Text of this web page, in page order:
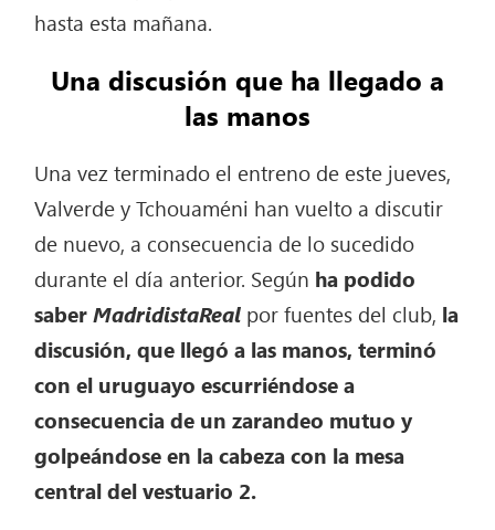
hasta esta mañana.
Una discusión que ha llegado a
las manos
Una vez terminado el entreno de este jueves,
Valverde y Tchouaméni han vuelto a discutir
de nuevo, a consecuencia de lo sucedido
durante el día anterior. Según ha podido
saberMadridistaReal por fuentes del club, la
discusión, que llegó a las manos, terminó
con el uruguayo escurriéndose a
consecuencia de un zarandeo mutuo y
golpeándose en la cabeza con la mesa
central del vestuario 2.